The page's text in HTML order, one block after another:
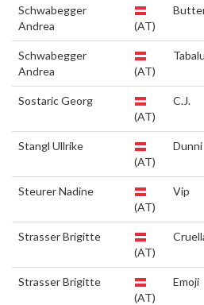
Schwabegger
Andrea
(AT)
Schwabegger
Andrea
(AT)
Sostaric Georg
(AT)
C.J.
Stangl Ullrike
(AT)
Dunni
Steurer Nadine
(AT)
Vip
Strasser Brigitte
(AT)
Strasser Brigitte
(AT)
Emoji